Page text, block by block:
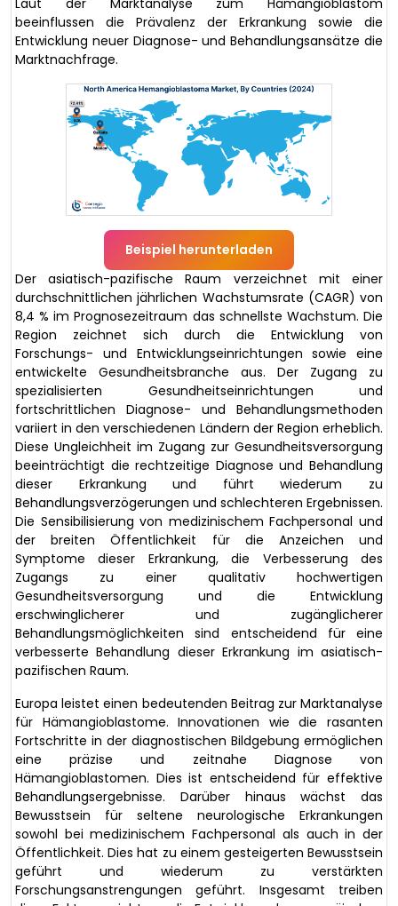
beeinflussen die Prävalenz der Erkrankung sowie die
Entwicklung neuer Diagnose- und Behandlungsansätze die
Marktnachfrage.
Beispiel herunterladen
Der asiatisch-pazifische Raum verzeichnet mit einer
durchschnittlichen jährlichen Wachstumsrate (CAGR) von
8,4 % im Prognosezeitraum das schnellste Wachstum. Die
Region zeichnet sich durch die Entwicklung von
Forschungs- und Entwicklungseinrichtungen sowie eine
entwickelte Gesundheitsbranche aus. Der Zugang zu
spezialisierten Gesundheitseinrichtungen und
fortschrittlichen Diagnose- und Behandlungsmethoden
variiert in den verschiedenen Ländern der Region erheblich.
Diese Ungleichheit im Zugang zur Gesundheitsversorgung
beeinträchtigt die rechtzeitige Diagnose und Behandlung
dieser Erkrankung und führt wiederum zu
Behandlungsverzögerungen und schlechteren Ergebnissen.
Die Sensibilisierung von medizinischem Fachpersonal und
der breiten Öffentlichkeit für die Anzeichen und
Symptome dieser Erkrankung, die Verbesserung des
Zugangs zu einer qualitativ hochwertigen
Gesundheitsversorgung und die Entwicklung
erschwinglicherer und zugänglicherer
Behandlungsmöglichkeiten sind entscheidend für eine
verbesserte Behandlung dieser Erkrankung im asiatisch-
pazifischen Raum.
Europa leistet einen bedeutenden Beitrag zur Marktanalyse
für Hämangioblastome. Innovationen wie die rasanten
Fortschritte in der diagnostischen Bildgebung ermöglichen
eine präzise und zeitnahe Diagnose von
Hämangioblastomen. Dies ist entscheidend für effektive
Behandlungsergebnisse. Darüber hinaus wächst das
Bewusstsein für seltene neurologische Erkrankungen
sowohl bei medizinischem Fachpersonal als auch in der
Öffentlichkeit. Dies hat zu einem gesteigerten Bewusstsein
geführt und wiederum zu verstärkten
Forschungsanstrengungen geführt. Insgesamt treiben